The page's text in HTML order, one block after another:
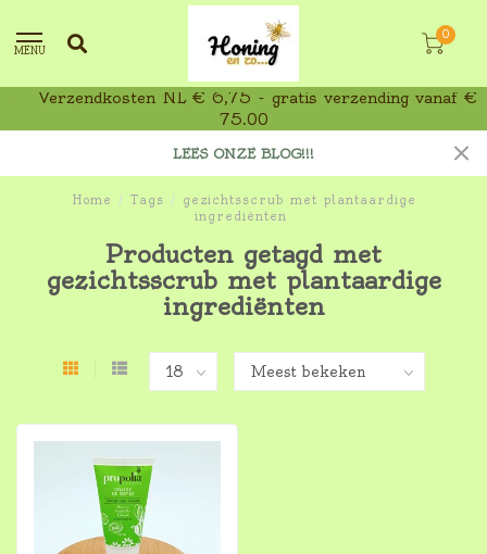
MENU
0
Verzendkosten NL € 6,75 - gratis verzending vanaf €
75,00
LEES ONZE BLOG!!!
Home / Tags / gezichtsscrub met plantaardige
ingrediënten
Producten getagd met
gezichtsscrub met plantaardige
ingrediënten